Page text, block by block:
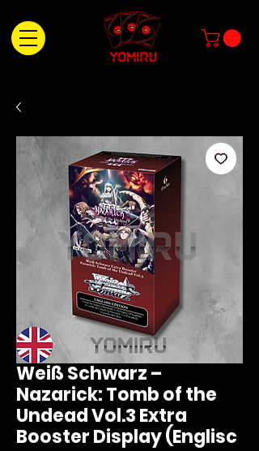
Weiß Schwarz –
Nazarick: Tomb of the
Undead Vol.3 Extra
Booster Display (Englisc